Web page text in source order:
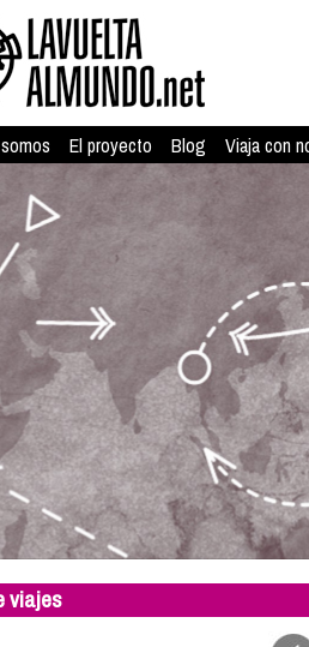
El proyecto Blog Viaja con
viajes